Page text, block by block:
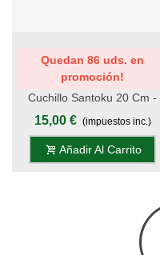
Quedan 86 uds. en
promoción!
Cuchillo Santoku 20 Cm -
Teflon - Mango Mikarta Roja,
15,00 € (impuestos inc.)
Añadir Al Carrito